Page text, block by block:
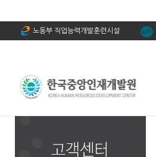
노동부 직업능력개발훈련시설